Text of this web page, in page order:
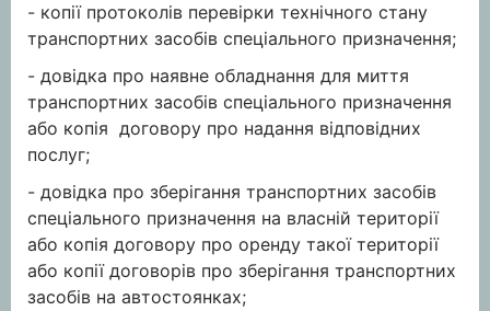
- копії протоколів перевірки технічного стану
транспортних засобів спеціального призначення;
- довідка про наявне обладнання для миття
транспортних засобів спеціального призначення
або копія договору про надання відповідних
послуг;
- довідка про зберігання транспортних засобів
спеціального призначення на власній території
або копія договору про оренду такої території
або копії договорів про зберігання транспортних
засобів на автостоянках;